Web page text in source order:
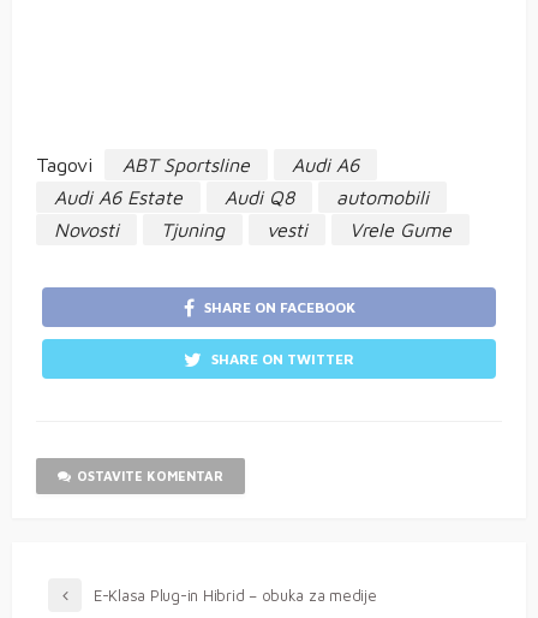
Tagovi ABT Sportsline
Audi A6
Audi A6 Estate
Audi Q8
automobili
Novosti
Tjuning vesti Vrele Gume
SHARE ON FACEBOOK
SHARE ON TWITTER
OSTAVITE KOMENTAR
E-Klasa Plug-in Hibrid – obuka za medije